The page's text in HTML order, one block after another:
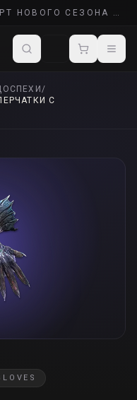
ЛИГА RUNES OF ALDUR — СТАРТ НОВОГО СЕЗОНА POE 2
/
С